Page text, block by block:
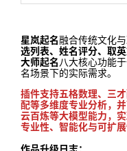
星岚起名融合传统文化
选列表、姓名评分、取
大师起名 八大核心功能
名场景下的实际需求。
插件支持五格数理、三
配等多维度专业分析，
云百炼等大模型能力，
专业性、智能化与可扩展
作品升级日志：